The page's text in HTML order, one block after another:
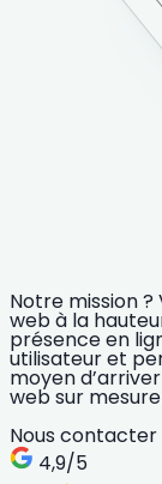
Notre mission ?
web à la
présence en
utilisateur et
moyen
web sur
Nous contacter
4,9/5